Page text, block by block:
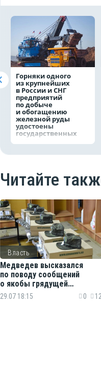
Горняки одного
из крупнейших
в России и СНГ
предприятий
по добыче
и обогащению
железной руды
удостоены
государственных
наград
Читайте
Власть
Медведев высказался
по поводу сообщений
о якобы грядущей
мобилизации
29.07 18:15 0